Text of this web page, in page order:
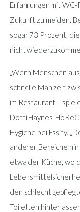
Erfahrungen mit WC-
Zukunft zu meiden.
sogar 73 Prozent,
nicht
„Wenn Menschen
schnelle Mahlzeit
im Restaurant –
Dotti Haynes,
Hygiene bei Essity.
anderer Bereiche
etwa der Küche, wo
den schlecht
Toiletten